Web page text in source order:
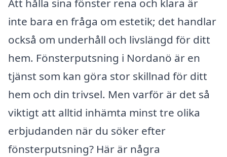
Att hålla sina fönster rena och klara är
inte bara en fråga om estetik; det handlar
också om underhåll och livslängd för ditt
hem. Fönsterputsning i Nordanö är en
tjänst som kan göra stor skillnad för ditt
hem och din trivsel. Men varför är det så
viktigt att alltid inhämta minst tre olika
erbjudanden när du söker efter
fönsterputsning? Här är några